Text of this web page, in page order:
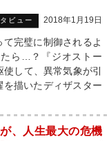
ビュー 2018年1月19日
完璧に制御されるよ
ら…？『ジオストー
して、異常気象が引
描いたディザスター
、人生最大の危機